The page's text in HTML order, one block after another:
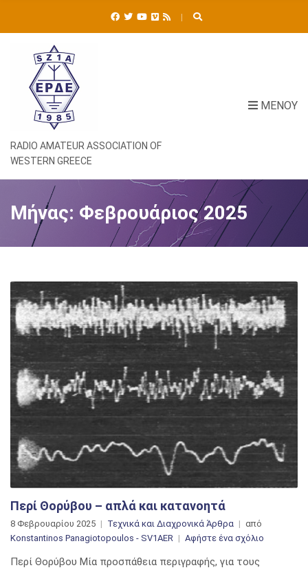
RADIO AMATEUR ASSOCIATION OF
WESTERN GREECE
ΜΕΝΟΎ
Μήνας: Φεβρουάριος 2025
Περί Θορύβου – απλά και κατανοητά
8 Φεβρουαρίου 2025 Τεχνικά και Διαχρονικά Άρθρα
από
Konstantinos Panagiotopoulos - SV1AER
Αφήστε ένα σχόλιο
Περί Θορύβου Μία προσπάθεια περιγραφής, για τους